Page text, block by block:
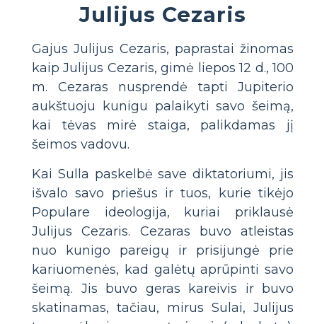
Julijus Cezaris
Gajus Julijus Cezaris, paprastai žinomas
kaip Julijus Cezaris, gimė liepos 12 d., 100
m. Cezaras nusprendė tapti Jupiterio
aukštuoju kunigu palaikyti savo šeimą,
kai tėvas mirė staiga, palikdamas jį
šeimos vadovu.
Kai Sulla paskelbė save diktatoriumi, jis
išvalo savo priešus ir tuos, kurie tikėjo
Populare ideologija, kuriai priklausė
Julijus Cezaris. Cezaras buvo atleistas
nuo kunigo pareigų ir prisijungė prie
kariuomenės, kad galėtų aprūpinti savo
šeimą. Jis buvo geras kareivis ir buvo
skatinamas, tačiau, mirus Sulai, Julijus